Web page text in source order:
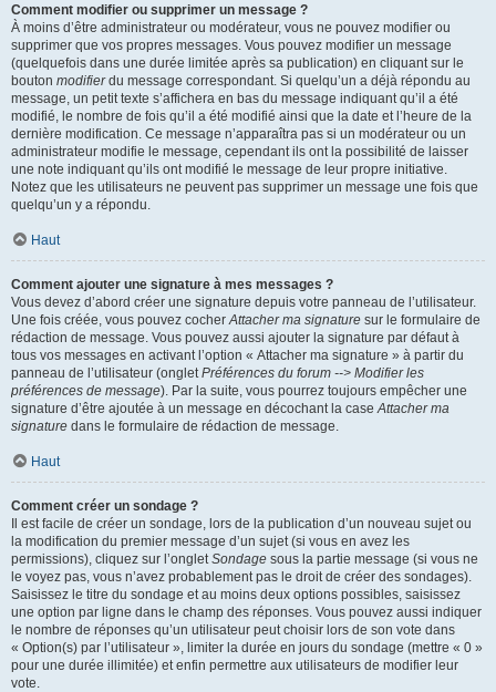
Comment modifier ou supprimer un message ?
À moins d’être administrateur ou modérateur, vous ne pouvez modifier ou
supprimer que vos propres messages. Vous pouvez modifier un message
(quelquefois dans une durée limitée après sa publication) en cliquant sur le
bouton modifierdu message correspondant. Si quelqu’un a déjà répondu au
message, un petit texte s’affichera en bas du message indiquant qu’il a été
modifié, le nombre de fois qu’il a été modifié ainsi que la date et l’heure de la
dernière modification. Ce message n’apparaîtra pas si un modérateur ou un
administrateur modifie le message, cependant ils ont la possibilité de laisser
une note indiquant qu’ils ont modifié le message de leur propre initiative.
Notez que les utilisateurs ne peuvent pas supprimer un message une fois que
quelqu’un y a répondu.
Haut
Comment ajouter une signature à mes messages ?
Vous devez d’abord créer une signature depuis votre panneau de l’utilisateur.
Une fois créée, vous pouvez cocherAttacher ma signature sur le formulaire de
rédaction de message. Vous pouvez aussi ajouter la signature par défaut à
tous vos messages en activant l’option « Attacher ma signature » à partir du
panneau de l’utilisateur (ongletPréférences du forum --> Modifier les
préférences de message). Par la suite, vous pourrez toujours empêcher une
signature d’être ajoutée à un message en décochant la caseAttacher ma
signature dans le formulaire de rédaction de message.
Haut
Comment créer un sondage ?
Il est facile de créer un sondage, lors de la publication d’un nouveau sujet ou
la modification du premier message d’un sujet (si vous en avez les
permissions), cliquez sur l’ongletSondage sous la partie message (si vous ne
le voyez pas, vous n’avez probablement pas le droit de créer des sondages).
Saisissez le titre du sondage et au moins deux options possibles, saisissez
une option par ligne dans le champ des réponses. Vous pouvez aussi indiquer
le nombre de réponses qu’un utilisateur peut choisir lors de son vote dans
« Option(s) par l’utilisateur », limiter la durée en jours du sondage (mettre « 0 »
pour une durée illimitée) et enfin permettre aux utilisateurs de modifier leur
vote.